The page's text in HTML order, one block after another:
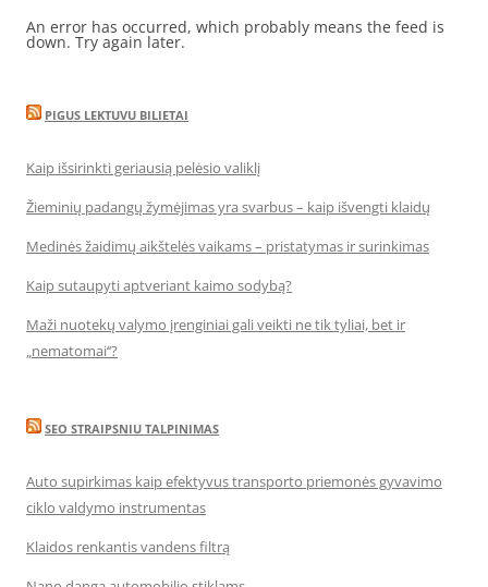
An error has occurred, which probably means the feed is
down. Try again later.
PIGUS LEKTUVU BILIETAI
Kaip išsirinkti geriausią pelėsio valiklį
Žieminių padangų žymėjimas yra svarbus – kaip išvengti klaidų
Medinės žaidimų aikštelės vaikams – pristatymas ir surinkimas
Kaip sutaupyti aptveriant kaimo sodybą?
Maži nuotekų valymo įrenginiai gali veikti ne tik tyliai, bet ir
„nematomai‘‘?
SEO STRAIPSNIU TALPINIMAS
Auto supirkimas kaip efektyvus transporto priemonės gyvavimo
ciklo valdymo instrumentas
Klaidos renkantis vandens filtrą